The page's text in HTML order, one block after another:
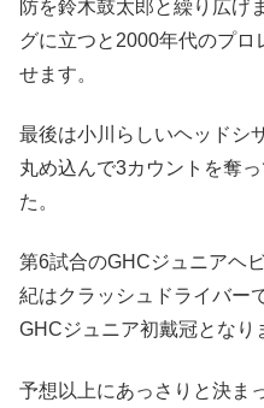
防を鈴木鼓太郎と繰り広げ
グに立つと2000年代のプロ
せます。
最後は小川らしいヘッドシ
丸め込んで3カウントを奪
た。
第6試合のGHCジュニアヘ
紀はクラッシュドライバー
GHCジュニア初戴冠となり
予想以上にあっさりと決ま